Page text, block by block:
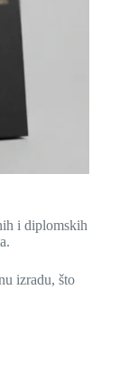
i diplomskih
izradu, što